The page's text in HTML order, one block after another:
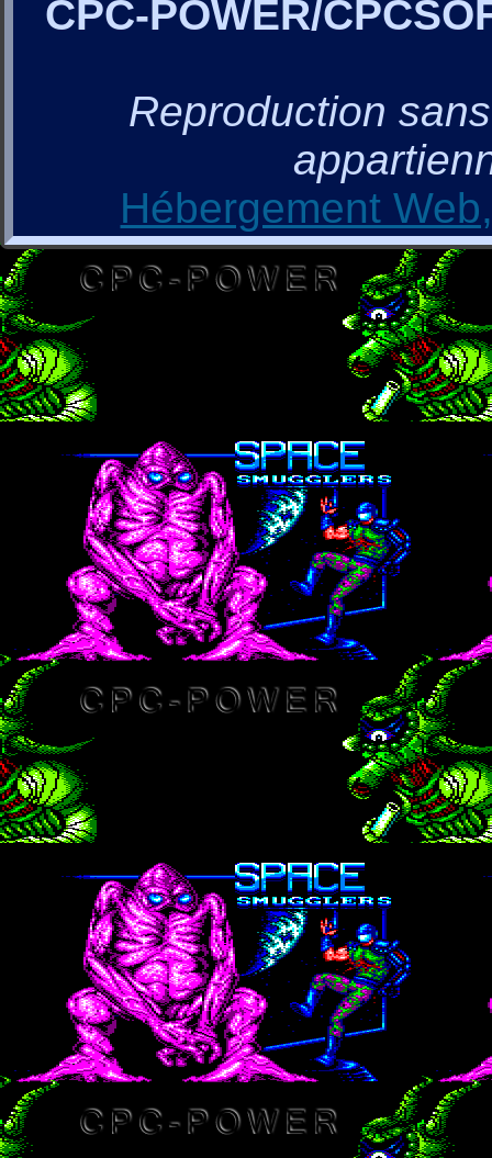
CPC-POWER/
Reproduction
Hébergement